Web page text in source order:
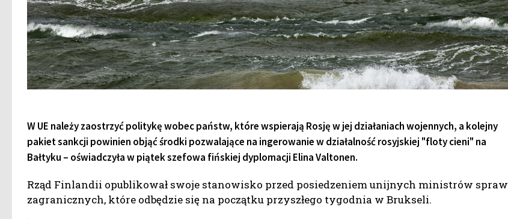
W UE należy zaostrzyć politykę wobec państw, które wspierają Rosję w jej działaniach wojennych, a kolejny
pakiet sankcji powinien objąć środki pozwalające na ingerowanie w działalność rosyjskiej "floty cieni" na
Bałtyku – oświadczyła w piątek szefowa fińskiej dyplomacji Elina Valtonen.
Rząd Finlandii opublikował swoje stanowisko przed posiedzeniem unijnych ministrów spraw
zagranicznych, które odbędzie się na początku przyszłego tygodnia w Brukseli.